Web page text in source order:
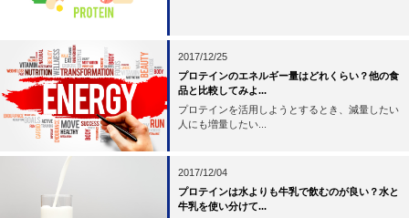
2017/12/25
プロテインのエネルギー量はどれくらい？他の食
品と比較してみよ...
プロテインを活用しようとするとき、減量したい
人にも増量したい...
2017/12/04
プロテインは水よりも牛乳で飲むのが良い？水と
牛乳を使い分けて...